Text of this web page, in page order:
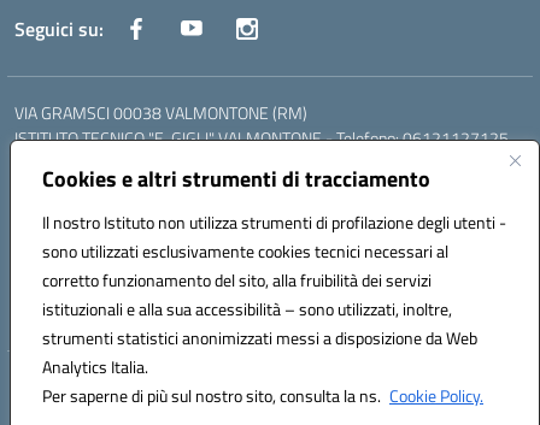
Cookies e altri strumenti di tracciamento
Il nostro Istituto non utilizza strumenti di profilazione degli utenti -
sono utilizzati esclusivamente cookies tecnici necessari al
corretto funzionamento del sito, alla fruibilità dei servizi
istituzionali e alla sua accessibilità – sono utilizzati, inoltre,
strumenti statistici anonimizzati messi a disposizione da Web
Analytics Italia.
Per saperne di più sul nostro sito, consulta la ns. Cookie Policy.
Seguici su:
VIA GRAMSCI 00038 VALMONTONE (RM)
ISTITUTO TECNICO "E. GIGLI" VALMONTONE - Telefono: 06121127125
06121126825
LICEO DELLE SCIENZE UMANE "P.L. NERVI" SEGNI - Telefono:
Mail: RMIS099002@istruzione.it - PEC: RMIS099002@pec.istruzione.it
Codice meccanografico: RMIS099002
Codice fiscale: 95036960581
Hosting & Powered by 3D Solution S.r.l.
Concept & Design by Designers Italia